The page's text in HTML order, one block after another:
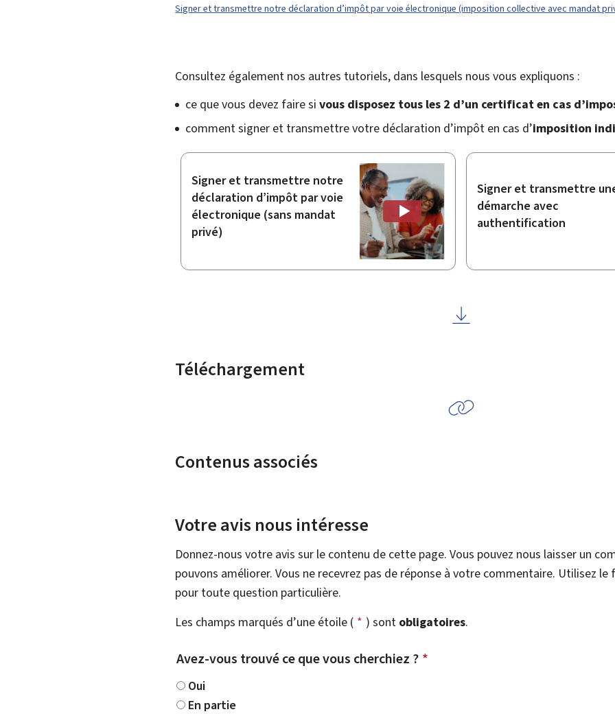
Signer et transmettre notre déclaration d’impôt par voie électronique (imposition collective avec mandat
Consultez également nos autres tutoriels, dans lesquels nous vous expliquons :
ce que vous devez faire sivous disposez tous les 2 d’un certificat en cas
comment signer et transmettre votre déclaration d’impôt en cas d’imposition
Signer et transmettre notre
déclaration d’impôt par voie
électronique (sans mandat
privé)
Signer et transmettre
démarche avec
authentification
Téléchargement
Contenus associés
Votre avis nous intéresse
Donnez-nous votre avis sur le contenu de cette page. Vous pouvez nous laisser un
pouvons améliorer. Vous ne recevrez pas de réponse à votre commentaire. Utilisez
pour toute question particulière.
Les champs marqués d’une étoile ( * ) sont obligatoires.
Avez-vous trouvé ce que vous cherchiez ? *
Oui
En partie